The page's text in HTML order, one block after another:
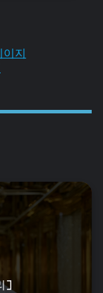
지
]